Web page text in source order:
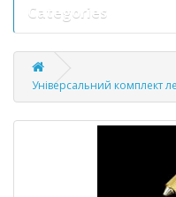
Categories
Універсальний комплект